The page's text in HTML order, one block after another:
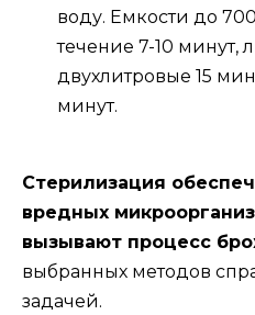
воду. Емкости до
течение 7-10 минут,
двухлитровые 15
минут.
Стерилизация
вредных
вызывают процесс
выбранных методов
задачей.